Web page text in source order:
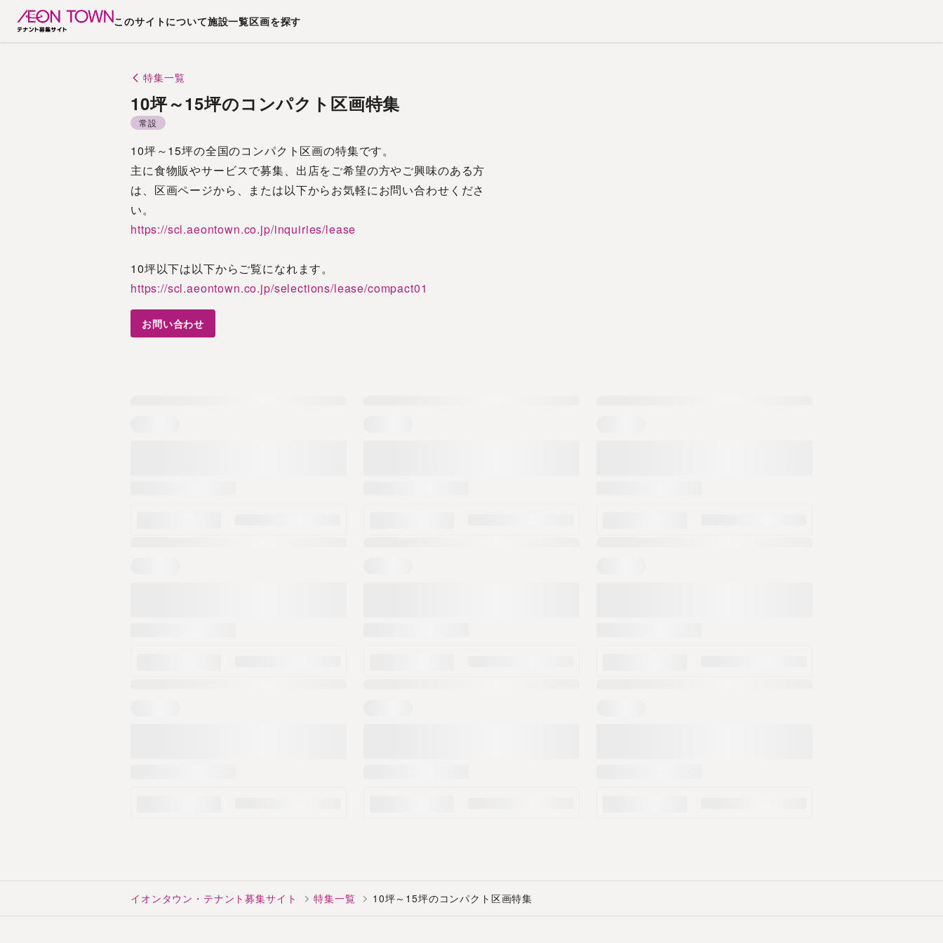
このサイトについて施設一覧区画を探す
特集一覧
10坪～15坪のコンパクト区画特集
常設
10坪～15坪の全国のコンパクト区画の特集です。
主に食物販やサービスで募集、出店をご希望の方やご興味のある方
は、区画ページから、または以下からお気軽にお問い合わせくださ
い。
https://scl.aeontown.co.jp/inquiries/lease
10坪以下は以下からご覧になれます。
https://scl.aeontown.co.jp/selections/lease/compact01
お問い合わせ
イオンタウン・テナント募集サイト 特集一覧 10坪～15坪のコンパクト区画特集